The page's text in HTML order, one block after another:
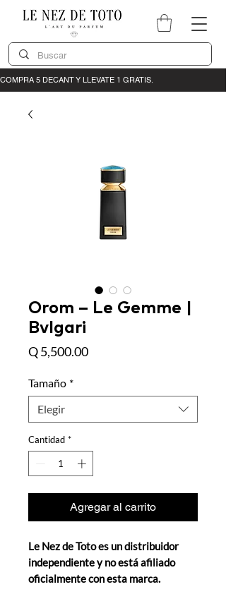
Orom – Le Gemme |
Bvlgari
Q 5,500.00Precio
Tamaño *
Elegir
Cantidad *
Agregar al carrito
Le Nez de Toto es un distribuidor
independiente y no está afiliado
oficialmente con esta marca.